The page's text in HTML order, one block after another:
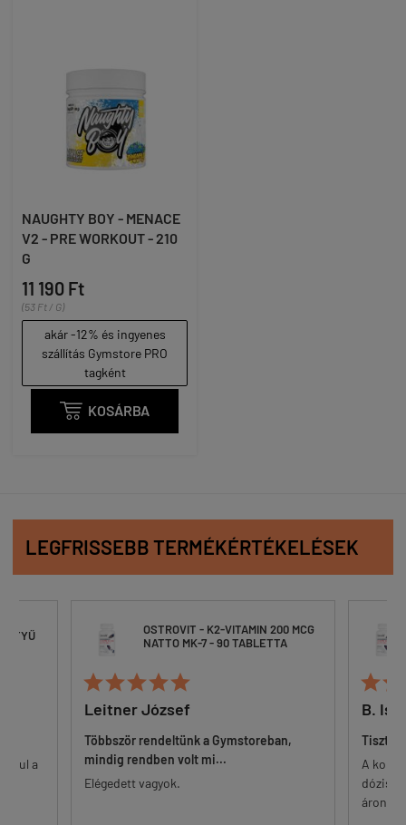
NAUGHTY BOY - MENACE
V2 - PRE WORKOUT - 210
G
11 190 Ft
(53 Ft / G)
akár -12% és ingyenes
szállítás Gymstore PRO
tagként
 KOSÁRBA
LEGFRISSEBB TERMÉKÉRTÉKELÉSEK
alul a
OSTROVIT - K2-VITAMIN 200 MCG
NATTO MK-7 - 90 TABLETTA

Leitner József
Többször rendeltünk a Gymstoreban,
mindig rendben volt mi...
Elégedett vagyok.

B.
A
dózisú
áron.